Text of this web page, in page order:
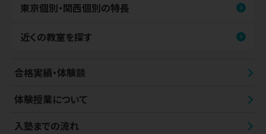
東京個別・関西個別の特長
近くの教室を探す
合格実績・体験談
体験授業について
入塾までの流れ